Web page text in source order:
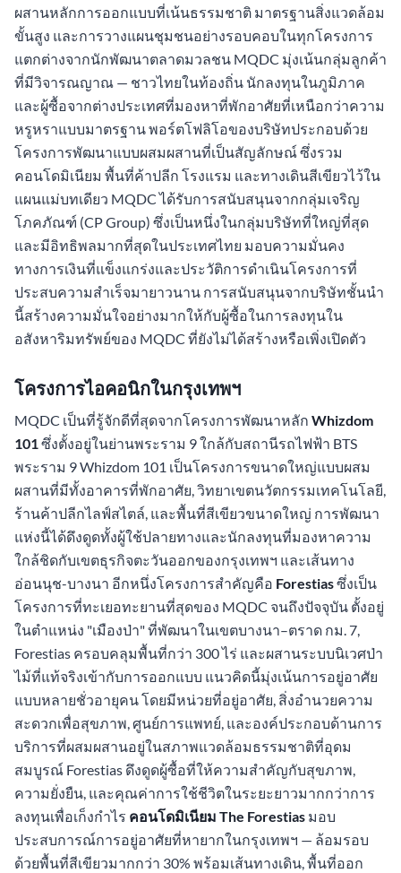
ผสานหลักการออกแบบที่เน้นธรรมชาติ มาตรฐานสิ่งแวดล้อม
ขั้นสูง และการวางแผนชุมชนอย่างรอบคอบในทุกโครงการ
แตกต่างจากนักพัฒนาตลาดมวลชน MQDC มุ่งเน้นกลุ่มลูกค้า
ที่มีวิจารณญาณ — ชาวไทยในท้องถิ่น นักลงทุนในภูมิภาค
และผู้ซื้อจากต่างประเทศที่มองหาที่พักอาศัยที่เหนือกว่าความ
หรูหราแบบมาตรฐาน พอร์ตโฟลิโอของบริษัทประกอบด้วย
โครงการพัฒนาแบบผสมผสานที่เป็นสัญลักษณ์ ซึ่งรวม
คอนโดมิเนียม พื้นที่ค้าปลีก โรงแรม และทางเดินสีเขียวไว้ใน
แผนแม่บทเดียว MQDC ได้รับการสนับสนุนจากกลุ่มเจริญ
โภคภัณฑ์ (CP Group) ซึ่งเป็นหนึ่งในกลุ่มบริษัทที่ใหญ่ที่สุด
และมีอิทธิพลมากที่สุดในประเทศไทย มอบความมั่นคง
ทางการเงินที่แข็งแกร่งและประวัติการดำเนินโครงการที่
ประสบความสำเร็จมายาวนาน การสนับสนุนจากบริษัทชั้นนำ
นี้สร้างความมั่นใจอย่างมากให้กับผู้ซื้อในการลงทุนใน
อสังหาริมทรัพย์ของ MQDC ที่ยังไม่ได้สร้างหรือเพิ่งเปิดตัว
โครงการไอคอนิกในกรุงเทพฯ
MQDC เป็นที่รู้จักดีที่สุดจากโครงการพัฒนาหลัก Whizdom
101ซึ่งตั้งอยู่ในย่านพระราม 9 ใกล้กับสถานีรถไฟฟ้า BTS
พระราม 9 Whizdom 101 เป็นโครงการขนาดใหญ่แบบผสม
ผสานที่มีทั้งอาคารที่พักอาศัย, วิทยาเขตนวัตกรรมเทคโนโลยี,
ร้านค้าปลีกไลฟ์สไตล์, และพื้นที่สีเขียวขนาดใหญ่ การพัฒนา
แห่งนี้ได้ดึงดูดทั้งผู้ใช้ปลายทางและนักลงทุนที่มองหาความ
ใกล้ชิดกับเขตธุรกิจตะวันออกของกรุงเทพฯ และเส้นทาง
อ่อนนุช-บางนา อีกหนึ่งโครงการสำคัญคือ Forestiasซึ่งเป็น
โครงการที่ทะเยอทะยานที่สุดของ MQDC จนถึงปัจจุบัน ตั้งอยู่
ในตำแหน่ง "เมืองป่า" ที่พัฒนาในเขตบางนา–ตราด กม. 7,
Forestias ครอบคลุมพื้นที่กว่า 300 ไร่ และผสานระบบนิเวศป่า
ไม้ที่แท้จริงเข้ากับการออกแบบ แนวคิดนี้มุ่งเน้นการอยู่อาศัย
แบบหลายชั่วอายุคน โดยมีหน่วยที่อยู่อาศัย, สิ่งอำนวยความ
สะดวกเพื่อสุขภาพ, ศูนย์การแพทย์, และองค์ประกอบด้านการ
บริการที่ผสมผสานอยู่ในสภาพแวดล้อมธรรมชาติที่อุดม
สมบูรณ์ Forestias ดึงดูดผู้ซื้อที่ให้ความสำคัญกับสุขภาพ,
ความยั่งยืน, และคุณค่าการใช้ชีวิตในระยะยาวมากกว่าการ
ลงทุนเพื่อเก็งกำไร คอนโดมิเนียม The Forestias มอบ
ประสบการณ์การอยู่อาศัยที่หายากในกรุงเทพฯ — ล้อมรอบ
ด้วยพื้นที่สีเขียวมากกว่า 30% พร้อมเส้นทางเดิน, พื้นที่ออก